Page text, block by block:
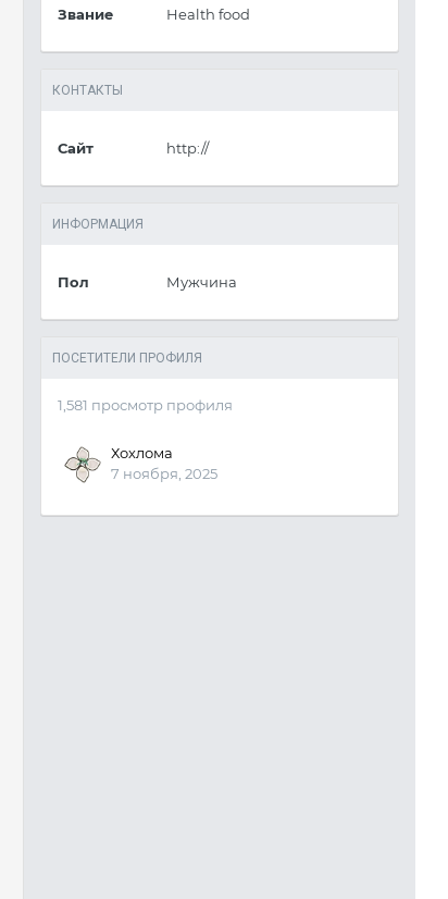
Звание Health food
КОНТАКТЫ
Сайт http://
ИНФОРМАЦИЯ
Пол Мужчина
ПОСЕТИТЕЛИ ПРОФИЛЯ
1,581 просмотр профиля
Хохлома
7 ноября, 2025